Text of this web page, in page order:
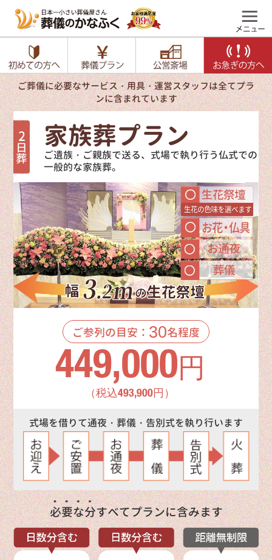
ご葬儀に必要なサービス・用具・運営スタッフは全てプラ
ンに含まれています
家族葬プラン
ご遺族・ご親族で送る、式場で執り行う仏式での
一般的な家族葬。
ご参列の目安： 30名程度
449,000 円
（税込493,900円）
式場を借りて通夜・葬儀・告別式を執り行います
必要な分すべてプランに含みます